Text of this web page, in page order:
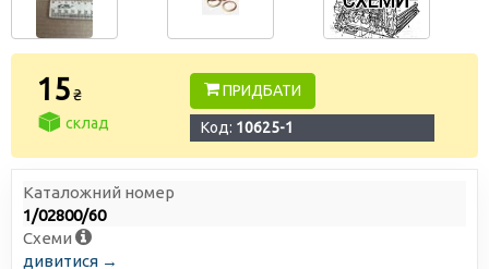
15₴
склад
ПРИДБАТИ
Код: 10625-1
Каталожний номер
1/02800/60
Схеми
дивитися →